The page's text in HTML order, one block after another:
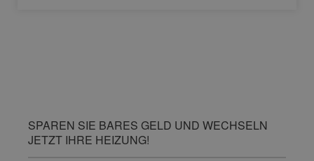
SPAREN SIE BARES GELD UND WECHSELN
JETZT IHRE HEIZUNG!